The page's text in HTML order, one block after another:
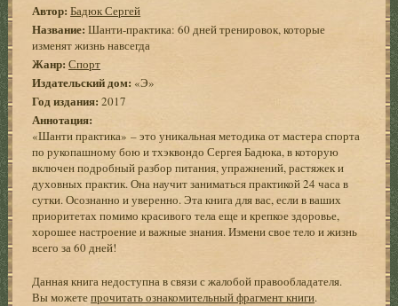
Автор: Бадюк Сергей
Название: Шанти-практика: 60 дней тренировок, которые
изменят жизнь навсегда
Жанр: Спорт
Издательский дом: «Э»
Год издания: 2017
Аннотация:
«Шанти практика» – это уникальная методика от мастера спорта
по рукопашному бою и тхэквондо Сергея Бадюка, в которую
включен подробный разбор питания, упражнений, растяжек и
духовных практик. Она научит заниматься практикой 24 часа в
сутки. Осознанно и уверенно. Эта книга для вас, если в ваших
приоритетах помимо красивого тела еще и крепкое здоровье,
хорошее настроение и важные знания. Измени свое тело и жизнь
всего за 60 дней!
Данная книга недоступна в связи с жалобой правообладателя.
Вы можетепрочитать ознакомительный фрагмент книги.